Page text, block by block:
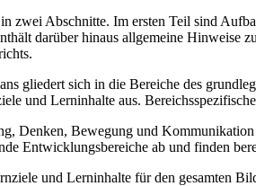
zwei Abschnitte. Im ersten Teil sind
darüber hinaus allgemeine
gliedert sich in die Bereiche des
und Lerninhalte aus.
Denken, Bewegung und
Entwicklungsbereiche ab und finden
und Lerninhalte für den gesamten